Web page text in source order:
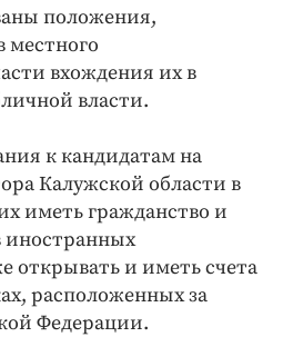
положения,
местного
вхождения их в
власти.
к кандидатам на
Калужской области в
иметь гражданство и
иностранных
открывать и иметь счета
расположенных за
Федерации.